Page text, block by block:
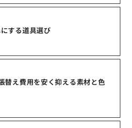
する道具選び
替え費用を安く抑える素材と色